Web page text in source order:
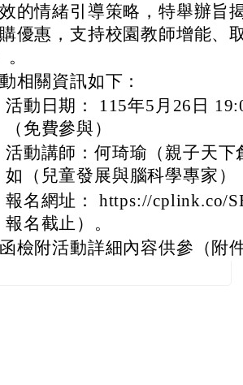
的情緒引導策略，特舉辦旨
優惠，支持校園教師增能、
相關資訊如下：
活動日期： 115年5月26日
（免費參與）
活動講師：何琦瑜（親子天
如（兒童發展與腦科學專家）
報名網址： https://cplink.co/
報名截止）。
檢附活動詳細內容供參（附